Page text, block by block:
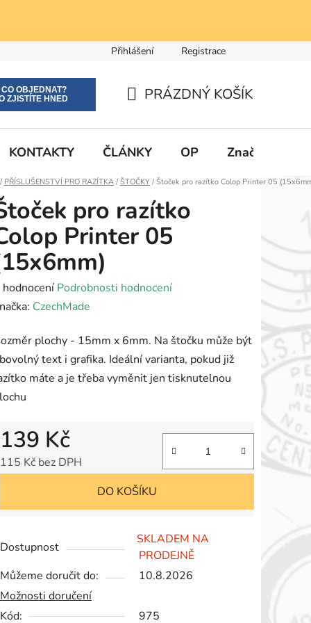
Přihlášení Registrace
KOŠÍK
PRÁZDNÝ KOŠÍK
KONTAKTY ČLÁNKY OP Značky
Domů
/ PŘÍSLUŠENSTVÍ PRO RAZÍTKA / ŠTOČKY / Štoček pro razítko Colop Printer 05
pro razítko
Printer 05
hodnocení Podrobnosti hodnocení
CzechMade
plochy - 15mm x 6mm. Na štočku může být
text i grafika. Ideální varianta, pokud již
máte a je třeba vyměnit jen tisknutelnou
139 Kč
115 Kč bez DPH
DO KOŠÍKU
Dostupnost
SKLADEM NA
PRODEJNĚ
Můžeme doručit do:
10.8.2026
Možnosti doručení
Kód:
975
CO OBJEDNAT?
ZJISTÍTE HNED